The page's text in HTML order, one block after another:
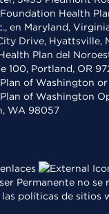
Health
en Maryland,
Drive, Hyattsville,
Plan del
100, Portland, OR
of Washington or
of Washington
WA 98057
Permanente no se
políticas de sitios